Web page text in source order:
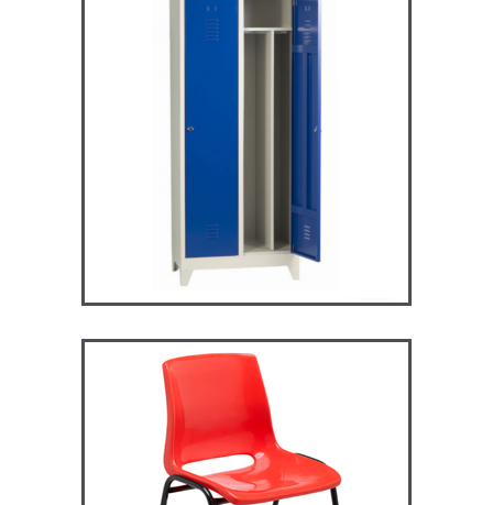
ARV2S – Vestiaire industrie
salissante
ST119 – Rick – Chaise
Primaire, collège et
secondaire
CHAISES ET BANCS